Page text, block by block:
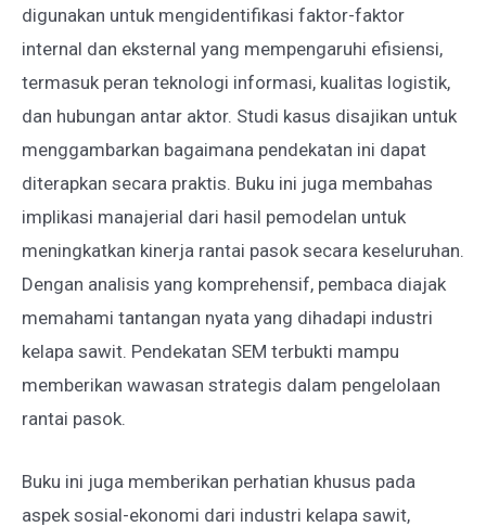
digunakan untuk mengidentifikasi faktor-faktor
internal dan eksternal yang mempengaruhi efisiensi,
termasuk peran teknologi informasi, kualitas logistik,
dan hubungan antar aktor. Studi kasus disajikan untuk
menggambarkan bagaimana pendekatan ini dapat
diterapkan secara praktis. Buku ini juga membahas
implikasi manajerial dari hasil pemodelan untuk
meningkatkan kinerja rantai pasok secara keseluruhan.
Dengan analisis yang komprehensif, pembaca diajak
memahami tantangan nyata yang dihadapi industri
kelapa sawit. Pendekatan SEM terbukti mampu
memberikan wawasan strategis dalam pengelolaan
rantai pasok.
Buku ini juga memberikan perhatian khusus pada
aspek sosial-ekonomi dari industri kelapa sawit,